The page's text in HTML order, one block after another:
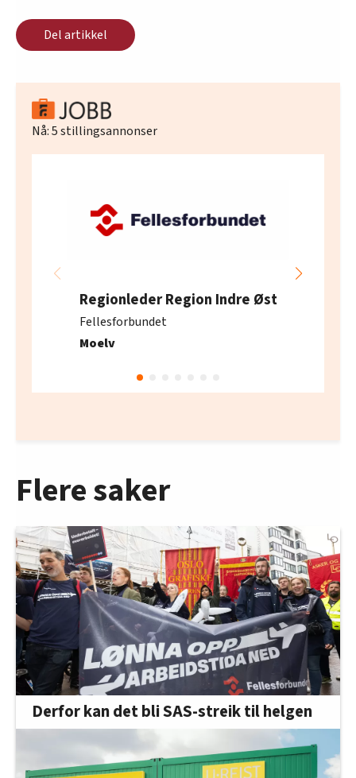
Del artikkel
Nå:5stillingsannonser
Regionleder Region Indre Øst
Fellesforbundet
Moelv
Flere saker
Derfor kan det bli SAS-streik til helgen